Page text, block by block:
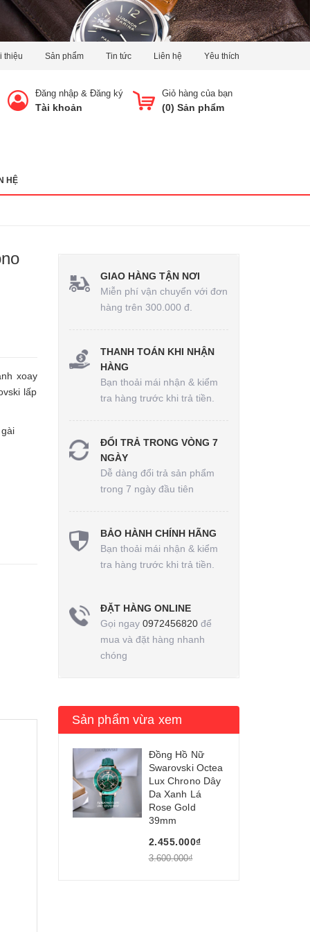
thiệu Sản phẩm Tin tức Liên hệ Yêu thích
Giỏ hàng của bạn
(0) Sản phẩm
Đăng nhập & Đăng ký
Tài khoản
HỆ
xoay
lấp
GIAO HÀNG TẬN NƠI
Miễn phí vận chuyển với đơn
hàng trên 300.000 đ.
THANH TOÁN KHI NHẬN
HÀNG
Bạn thoải mái nhận & kiểm
tra hàng trước khi trả tiền.
ĐỔI TRẢ TRONG VÒNG 7
NGÀY
Dễ dàng đổi trả sản phẩm
trong 7 ngày đầu tiên
BẢO HÀNH CHÍNH HÃNG
Bạn thoải mái nhận & kiểm
tra hàng trước khi trả tiền.
ĐẶT HÀNG ONLINE
Gọi ngay 0972456820để
mua và đặt hàng nhanh
chóng
Sản phẩm vừa xem
Đồng Hồ Nữ
Swarovski Octea
Lux Chrono Dây
Da Xanh Lá
Rose Gold
39mm
2.455.000₫
3.600.000₫